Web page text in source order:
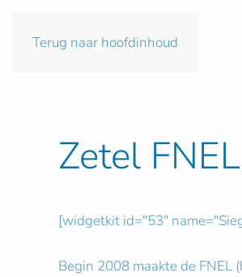
Terug naar hoofdinhoud
Zetel
[widgetkit id="53"
Begin 2008 maakte de FNEL